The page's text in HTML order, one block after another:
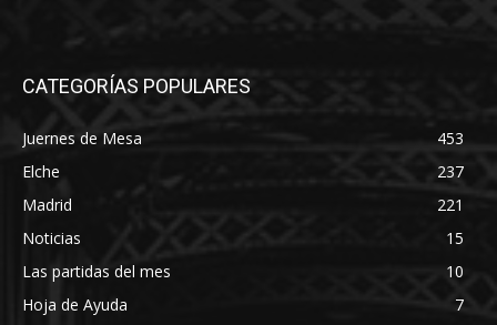
CATEGORÍAS POPULARES
Juernes de Mesa
453
Elche
237
Madrid
221
Noticias
15
Las partidas del mes
10
Hoja de Ayuda
7